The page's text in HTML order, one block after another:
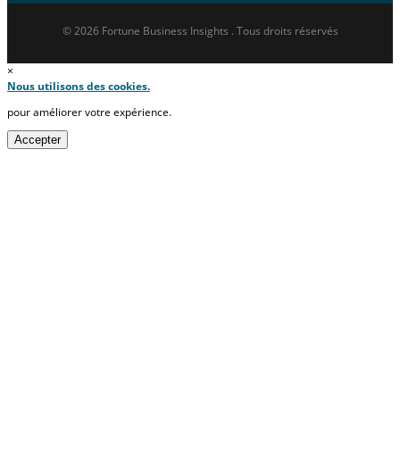
© 2026 Fortune Business Insights . Tous droits réservés
×
Nous utilisons des cookies.
pour améliorer votre expérience.
Accepter